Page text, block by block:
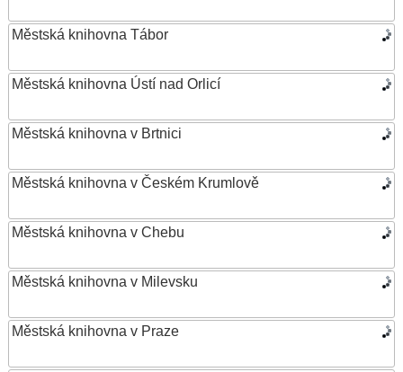
Městská knihovna Tábor
Městská knihovna Ústí nad Orlicí
Městská knihovna v Brtnici
Městská knihovna v Českém Krumlově
Městská knihovna v Chebu
Městská knihovna v Milevsku
Městská knihovna v Praze